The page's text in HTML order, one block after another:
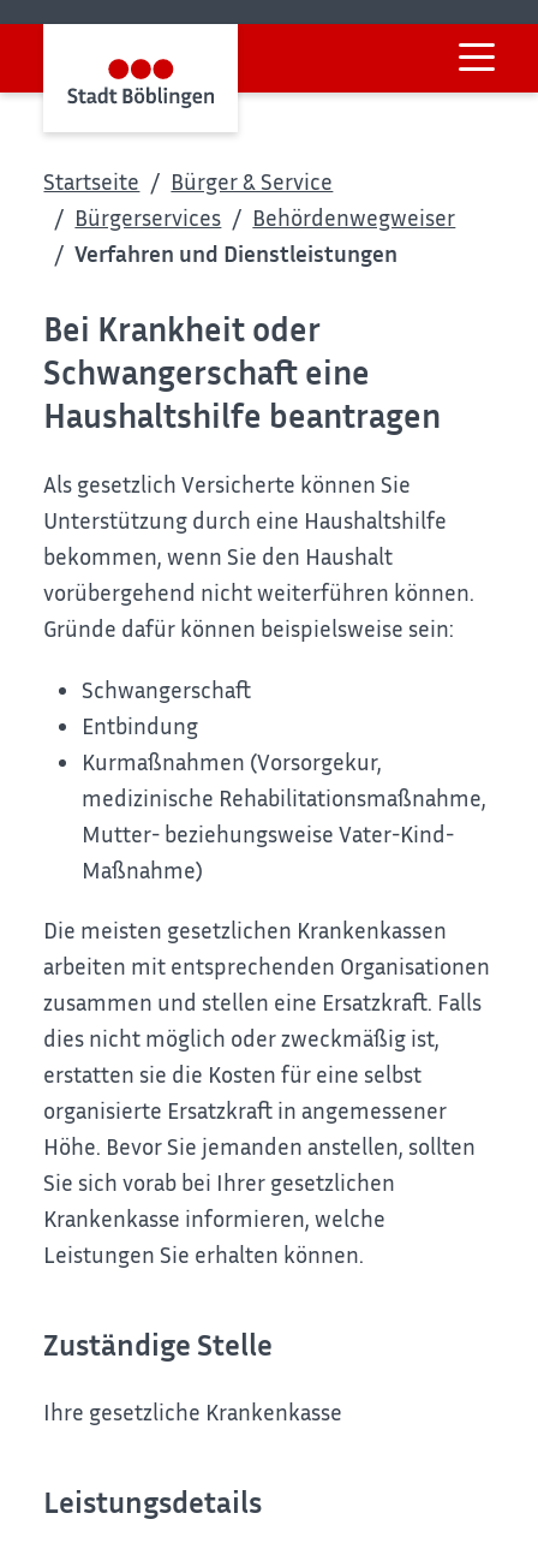
Startseite
Bürger & Service
Bürgerservices
Behördenwegweiser
Verfahren und Dienstleistungen
Bei Krankheit oder
Schwangerschaft eine
Haushaltshilfe beantragen
Als gesetzlich Versicherte können Sie
Unterstützung durch eine Haushaltshilfe
bekommen, wenn Sie den Haushalt
vorübergehend nicht weiterführen können.
Gründe dafür können beispielsweise sein:
Schwangerschaft
Entbindung
Kurmaßnahmen (Vorsorgekur,
medizinische Rehabilitationsmaßnahme,
Mutter- beziehungsweise Vater-Kind-
Maßnahme)
Die meisten gesetzlichen Krankenkassen
arbeiten mit entsprechenden Organisationen
zusammen und stellen eine Ersatzkraft. Falls
dies nicht möglich oder zweckmäßig ist,
erstatten sie die Kosten für eine selbst
organisierte Ersatzkraft in angemessener
Höhe. Bevor Sie jemanden anstellen, sollten
Sie sich vorab bei Ihrer gesetzlichen
Krankenkasse informieren, welche
Leistungen Sie erhalten können.
Zuständige Stelle
Ihre gesetzliche Krankenkasse
Leistungsdetails